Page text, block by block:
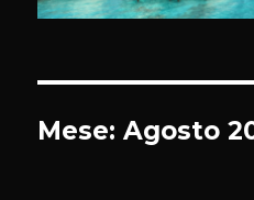
Mese:Agosto